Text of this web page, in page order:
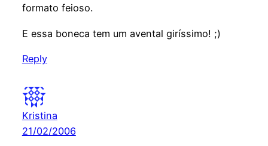
formato feioso.
E essa boneca tem um avental giríssimo! ;)
Reply
Kristina
21/02/2006